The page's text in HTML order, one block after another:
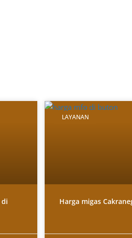
di
LAYANAN
Harga migas